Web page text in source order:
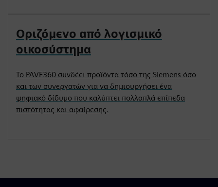
Οριζόμενο από λογισμικό
οικοσύστημα
Το PAVE360 συνδέει προϊόντα τόσο της Siemens όσο
και των συνεργατών για να δημιουργήσει ένα
ψηφιακό δίδυμο που καλύπτει πολλαπλά επίπεδα
πιστότητας και αφαίρεσης.